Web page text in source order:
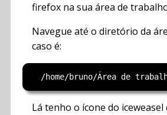
firefox na sua área de
Navegue até o diretório da
caso é:
Lá tenho o ícone do iceweasel